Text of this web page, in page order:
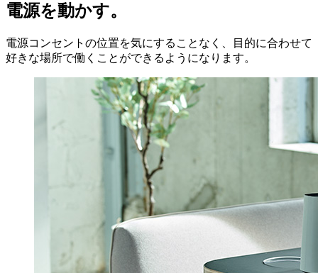
電源を動かす。
電源コンセントの位置を気にすることなく、目的に合わせて
好きな場所で働くことができるようになります。